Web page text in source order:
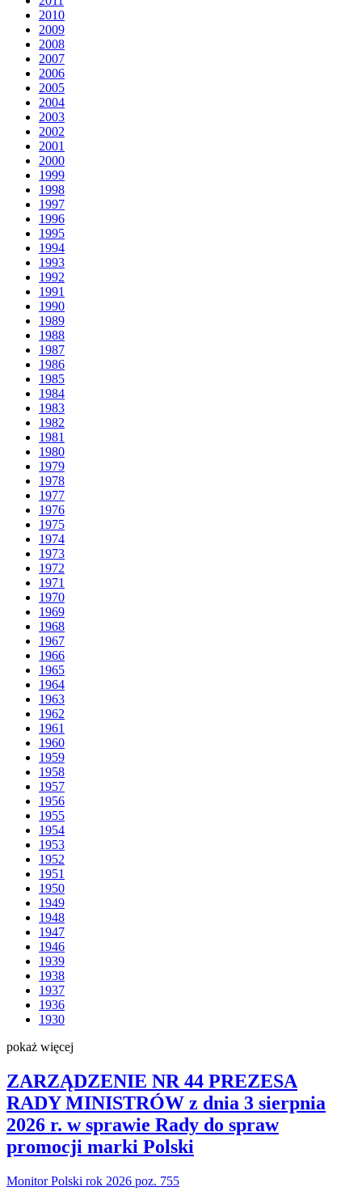
2010
2009
2008
2007
2006
2005
2004
2003
2002
2001
2000
1999
1998
1997
1996
1995
1994
1993
1992
1991
1990
1989
1988
1987
1986
1985
1984
1983
1982
1981
1980
1979
1978
1977
1976
1975
1974
1973
1972
1971
1970
1969
1968
1967
1966
1965
1964
1963
1962
1961
1960
1959
1958
1957
1956
1955
1954
1953
1952
1951
1950
1949
1948
1947
1946
1939
1938
1937
1936
1930
pokaż więcej
ZARZĄDZENIE NR 44 PREZESA
RADY MINISTRÓW z dnia 3 sierpnia
2026 r. w sprawie Rady do spraw
promocji marki Polski
Monitor Polski rok 2026 poz. 755